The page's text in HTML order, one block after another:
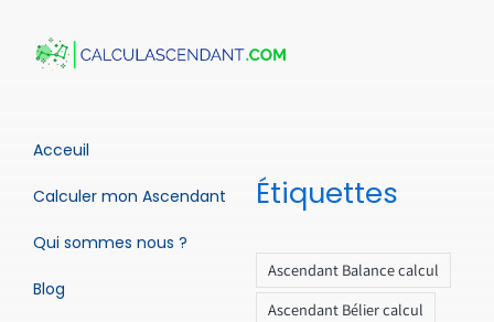
Acceuil
Calculer mon Ascendant
Qui sommes nous ?
Blog
Étiquettes
Ascendant Balance calcul
Ascendant Bélier calcul